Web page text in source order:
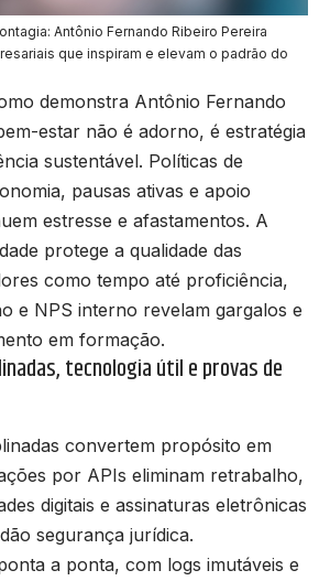
Antônio Fernando Ribeiro Pereira
que inspiram e elevam o padrão do
demonstra Antônio Fernando
estar não é adorno, é estratégia
sustentável. Políticas de
pausas ativas e apoio
estresse e afastamentos. A
protege a qualidade das
como tempo até proficiência,
e NPS interno revelam gargalos e
em formação.
tecnologia útil e provas de
convertem propósito em
por APIs eliminam retrabalho,
digitais e assinaturas eletrônicas
segurança jurídica.
a ponta, com logs imutáveis e